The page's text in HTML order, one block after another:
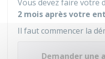
Vous devez faire votre
2 mois après votre
Il faut commencer la
Demander une